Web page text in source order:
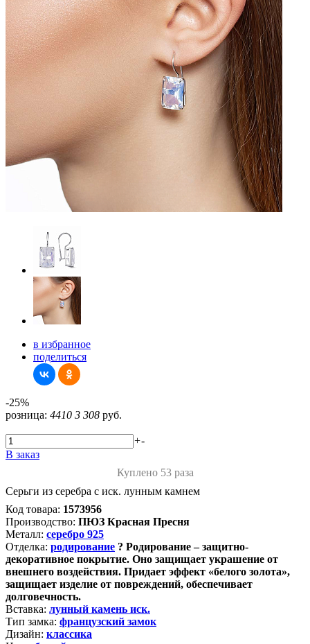
в избранное
поделиться
-25%
розница: 4410 3 308 руб.
+-
В заказ
Куплено 53 раза
Серьги из серебра с иск. лунным камнем
Код товара: 1573956
Производство: ПЮЗ Красная Пресня
Металл: серебро 925
Отделка: родирование ? Родирование – защитно-
декоративное покрытие. Оно защищает украшение от
внешнего воздействия. Придает эффект «белого золота»,
защищает изделие от повреждений, обеспечивает
долговечность.
Вставка: лунный камень иск.
Тип замка: французский замок
Дизайн: классика